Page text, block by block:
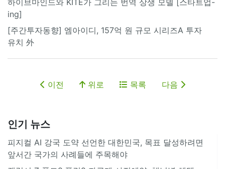
ing]
[주간투자동향] 엠아이디, 157억 원 규모 시리즈A 투자
유치 外
이전 위로 목록 다음
인기 뉴스
피지컬 AI 강국 도약 선언한 대한민국, 목표 달성하려면
앞서간 국가의 사례들에 주목해야